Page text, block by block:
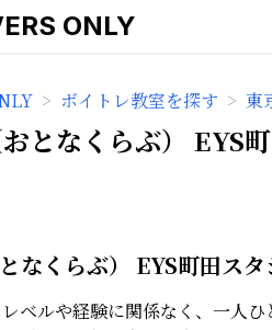
ONLY
> ボイトレ教室を探す > 東
となくらぶ） EYS
なくらぶ） EYS町田ス
ベルや経験に関係なく、一人